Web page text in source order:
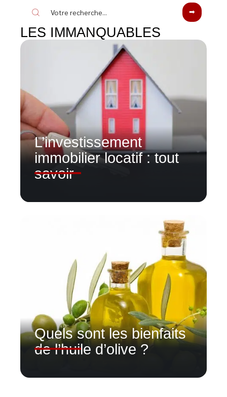
LES IMMANQUABLES
L’investissement
immobilier locatif : tout
savoir
Quels sont les bienfaits
de l’huile d’olive ?